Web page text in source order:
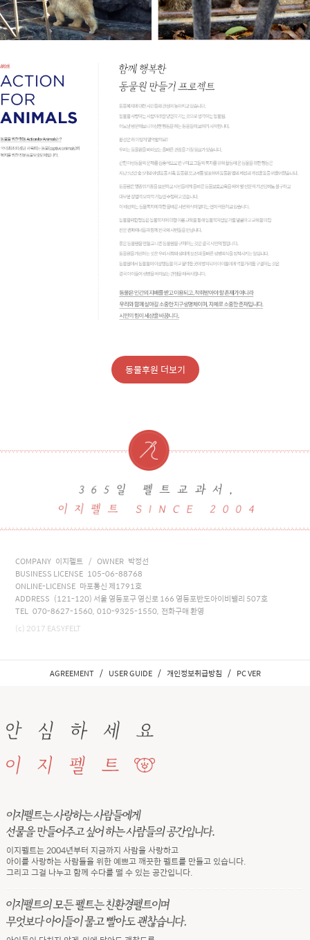
동물후원 더보기
COMPANY 이지펠트 / OWNER 박정선
BUSINESS LICENSE 105-06-88768
ONLINE-LICENSE 마포통신 제1791호
ADDRESS (121-120) 서울 영등포구 영신로 166 영등포반도아이비밸리 507호
TEL 070-8627-1560, 010-9325-1550, 전화구매 환영
(c) 2017 EASYFELT
AGREEMENT / USER GUIDE / 개인정보취급방침 / PC VER
이지펠트는 2004년부터 지금까지 사람을 사랑하고
아이를 사랑하는 사람들을 위한 예쁘고 깨끗한 펠트를 만들고 있습니다.
그리고 그걸 나누고 함께 수다를 떨 수 있는 공간입니다.